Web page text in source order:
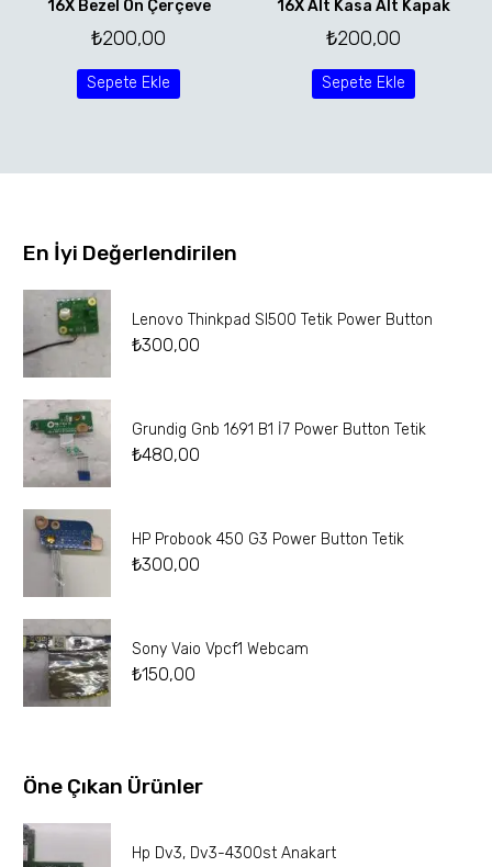
16X Bezel Ön Çerçeve
₺200,00
Sepete Ekle
16X Alt Kasa Alt Kapak
₺200,00
Sepete Ekle
En İyi Değerlendirilen
Lenovo Thinkpad Sl500 Tetik Power Button
₺300,00
Grundig Gnb 1691 B1 İ7 Power Button Tetik
₺480,00
HP Probook 450 G3 Power Button Tetik
₺300,00
Sony Vaio Vpcf1 Webcam
₺150,00
Öne Çıkan Ürünler
Hp Dv3, Dv3-4300st Anakart